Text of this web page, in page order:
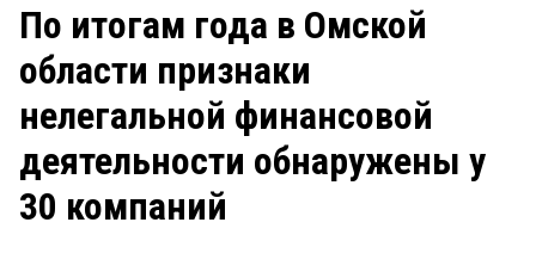
ЗАКОН
НОВОСТИ КОМПАНИЙ
СТИЛЬ ЖИЗНИ
Рейтинги
Архив
По итогам года в Омской
области признаки
нелегальной финансовой
деятельности обнаружены у
30 компаний